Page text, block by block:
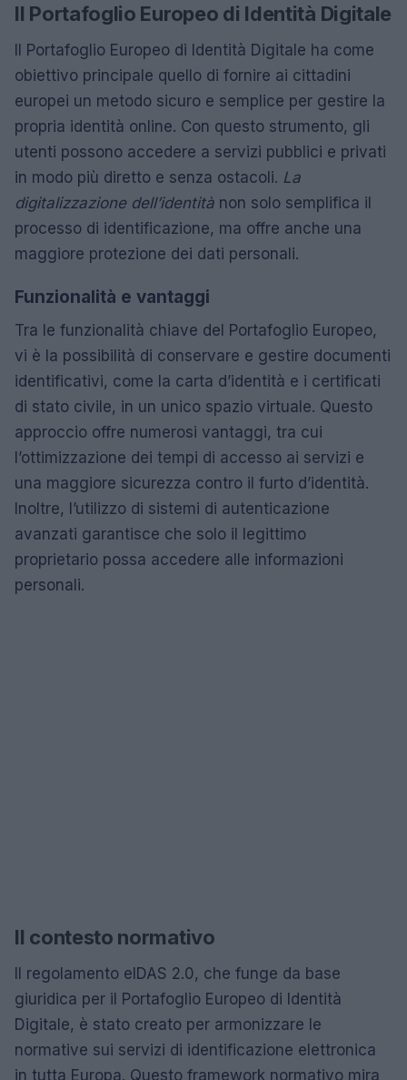
Il Portafoglio Europeo di Identità Digitale
Il Portafoglio Europeo di Identità Digitale ha come
obiettivo principale quello di fornire ai cittadini
europei un metodo sicuro e semplice per gestire la
propria identità online. Con questo strumento, gli
utenti possono accedere a servizi pubblici e privati
in modo più diretto e senza ostacoli. La
digitalizzazione dell’identità non solo semplifica il
processo di identificazione, ma offre anche una
maggiore protezione dei dati personali.
Funzionalità e vantaggi
Tra le funzionalità chiave del Portafoglio Europeo,
vi è la possibilità di conservare e gestire documenti
identificativi, come la carta d’identità e i certificati
di stato civile, in un unico spazio virtuale. Questo
approccio offre numerosi vantaggi, tra cui
l’ottimizzazione dei tempi di accesso ai servizi e
una maggiore sicurezza contro il furto d’identità.
Inoltre, l’utilizzo di sistemi di autenticazione
avanzati garantisce che solo il legittimo
proprietario possa accedere alle informazioni
personali.
Il contesto normativo
Il regolamento eIDAS 2.0, che funge da base
giuridica per il Portafoglio Europeo di Identità
Digitale, è stato creato per armonizzare le
normative sui servizi di identificazione elettronica
in tutta Europa. Questo framework normativo mira